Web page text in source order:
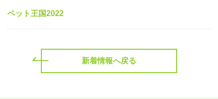
ペット王国2022
新着情報へ戻る